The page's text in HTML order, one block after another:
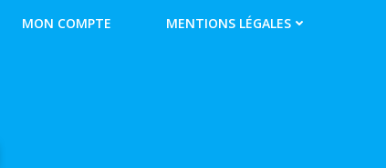
MON COMPTE MENTIONS LÉGALES